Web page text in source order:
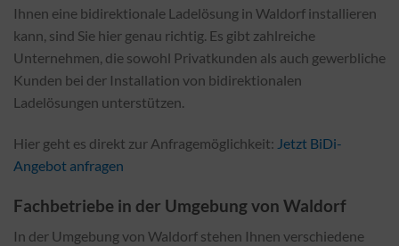
Ihnen eine bidirektionale Ladelösung in Waldorf installieren
kann, sind Sie hier genau richtig. Es gibt zahlreiche
Unternehmen, die sowohl Privatkunden als auch gewerbliche
Kunden bei der Installation von bidirektionalen
Ladelösungen unterstützen.
Hier geht es direkt zur Anfragemöglichkeit: Jetzt BiDi-
Angebot anfragen
Fachbetriebe in der Umgebung von Waldorf
In der Umgebung von Waldorf stehen Ihnen verschiedene